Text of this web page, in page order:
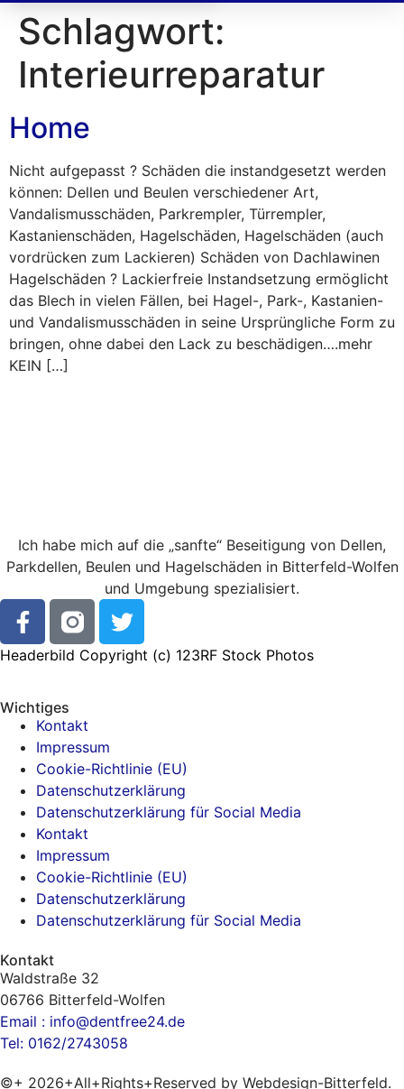
Schlagwort:
Interieurreparatur
Home
Nicht aufgepasst ? Schäden die instandgesetzt werden
können: Dellen und Beulen verschiedener Art,
Vandalismusschäden, Parkrempler, Türrempler,
Kastanienschäden, Hagelschäden, Hagelschäden (auch
vordrücken zum Lackieren) Schäden von Dachlawinen
Hagelschäden ? Lackierfreie Instandsetzung ermöglicht
das Blech in vielen Fällen, bei Hagel-, Park-, Kastanien-
und Vandalismusschäden in seine Ursprüngliche Form zu
bringen, ohne dabei den Lack zu beschädigen….mehr
KEIN […]
Ich habe mich auf die „sanfte“ Beseitigung von Dellen,
Parkdellen, Beulen und Hagelschäden in Bitterfeld-Wolfen
und Umgebung spezialisiert.
Headerbild Copyright (c) 123RF Stock Photos
Wichtiges
Kontakt
Impressum
Cookie-Richtlinie (EU)
Datenschutzerklärung
Datenschutzerklärung für Social Media
Kontakt
Impressum
Cookie-Richtlinie (EU)
Datenschutzerklärung
Datenschutzerklärung für Social Media
Kontakt
Waldstraße 32
06766 Bitterfeld-Wolfen
Email : info@dentfree24.de
Tel: 0162/2743058
©+ 2026+All+Rights+Reserved by Webdesign-Bitterfeld.